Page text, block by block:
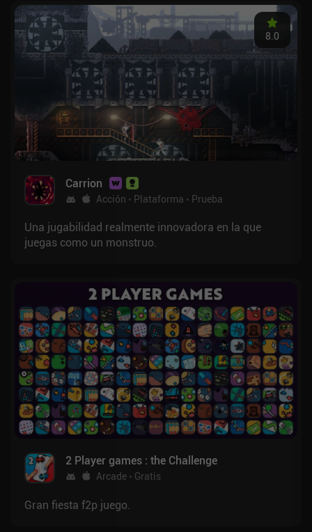
Carrion
Acción Plataforma Prueba
8.0
Una jugabilidad realmente innovadora en la que
juegas como un monstruo.
2 Player games : the Challenge
Arcade Gratis
Gran fiesta f2p juego.